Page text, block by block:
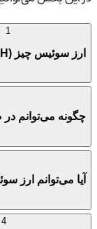
ارز سوئیس چیز (SWCH) چیست؟
چگونه می‌توانم
آیا می‌توانم ارز